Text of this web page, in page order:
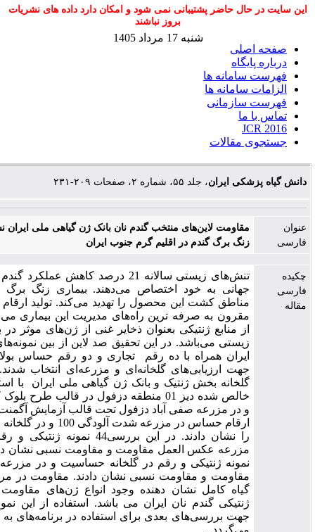
حاضر پشتیبانی نمی شود و امکان دارد داده های نشریات
ها
ها
ایران، جلد ۵۵، شماره ۲، صفحات ۲۰۹-۲۳۱
لاین‌های منتخب گندم نان بانک ژن گیاهی ملی ایران نسبت به بیماری
برگ گندم در اقلیم گرم جنوب ایران
تنش‌های زیستی سالانه 21 درصد کاهش عملکرد گندم را در مقیاس
به خود اختصاص می‌دهند. بیماری زنگ برگ گندم در اکثر
کشت این محصول را تهدید می‌کند. تولید ارقام مقاوم یکی از
به صرفه ترین راه‌های مدیریت این بیماری می‌باشد. استفاده
منابع ژنتیکی بعنوان ذخایر غنی از ژن‌های موثر در برابر تنش‌های
می‌باشد. در این تحقیق صد لاین از بین نمونه‌های ژنتیکی نان
همراه با ده رقم تجاری و دو رقم حساس بولانی و موروکو
ارزیابی‌های گلخانه‌ای و مزرعه‌ای انتخاب شدند. ارزیابی‌ها در
بخش ژنتیک و بانک ژن گیاهی ملی ایران با استفاده از جدایه
خالص شده دیز 01 منطقه دزفول در قالب طرح بلوک کامل تصادفی
در مزرعه صفی آباد دزفول تحت قالب آزمایش آگمنت انجام گرفت.
ارقام حساس در مزرعه شدت آلودگی 100 و در گلخانه تیپ آلودگی 4
را نشان دادند. در این بررسی44 نمونه ژنتیکی و رقم درگلخانه و
مزرعه عکس العمل مقاومت و مقاومت نسبی نشان دادند. مقدار 33
ژنتیکی و رقم در گلخانه حساسیت و در مزرعه عکس العمل
و مقاومت نسبی نشان دادند. مقاومت در مرحله گیاهچه و
کامل نشان دهنده وجود انواع ژن‌های مقاومت در نمونه‌های
گندم نان ایران می باشد. استفاده از این نمونه‌های ژنتیکی
بررسی‌های بعدی برای استفاده در برنامه‌های به زراعی توصیه